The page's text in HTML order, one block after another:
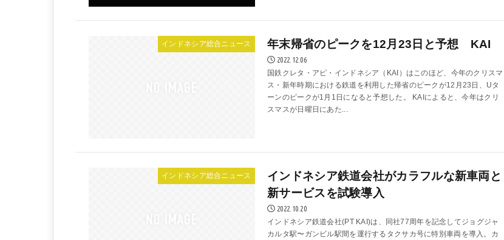
インドネシア総合ニュース 年末帰省のピークを12月23日と予想 KAI
2022.12.06
国鉄クレタ・アピ・インドネシア（KAI）はこのほど、今年のクリスマ
ス・新年時期における鉄道を利用した帰省のピークが12月23日、Uタ
ーンのピークが1月1日になると予想した。 KAIによると、今年はクリ
スマスが日曜日にあた...
インドネシア総合ニュース
インドネシア鉄道会社がカラフルな新車両と
新サービスを試験導入
2022.10.20
インドネシア鉄道会社(PT KAI)は、同社77周年を記念してジョグジャ
カルタ駅〜ガンビル駅間を運行するタクサカ号に特別車両を導入。カ